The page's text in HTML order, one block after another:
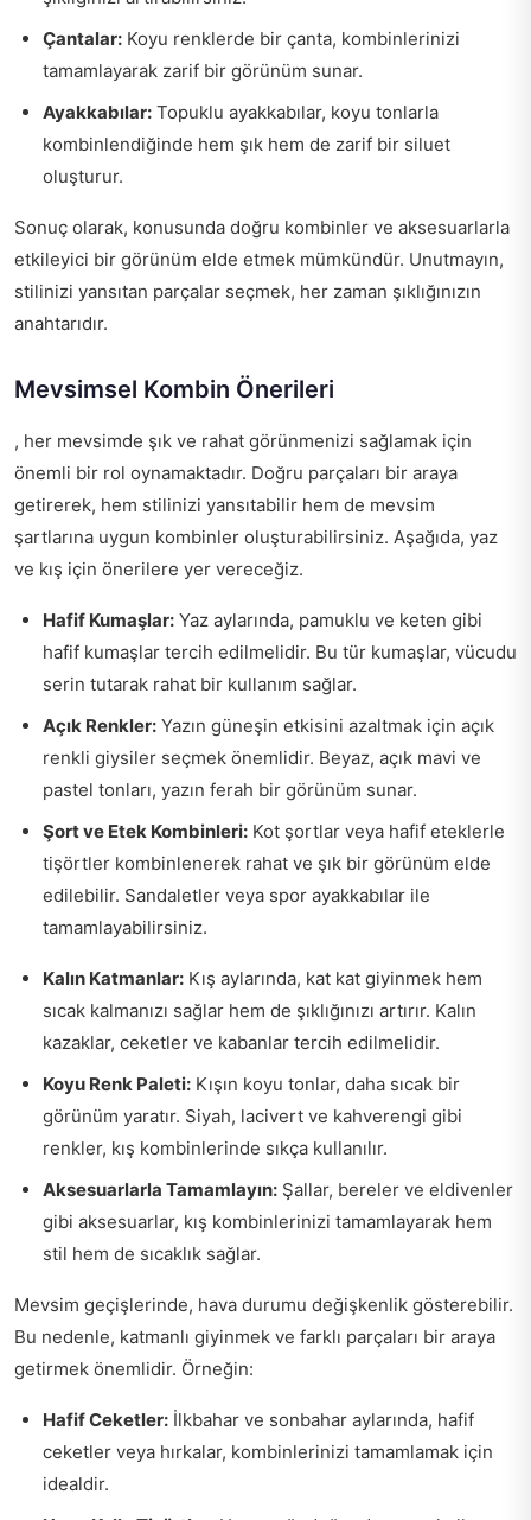
Çantalar: Koyu renklerde bir çanta, kombinlerinizi
tamamlayarak zarif bir görünüm sunar.
Ayakkabılar: Topuklu ayakkabılar, koyu tonlarla
kombinlendiğinde hem şık hem de zarif bir siluet
oluşturur.
Sonuç olarak, konusunda doğru kombinler ve aksesuarlarla
etkileyici bir görünüm elde etmek mümkündür. Unutmayın,
stilinizi yansıtan parçalar seçmek, her zaman şıklığınızın
anahtarıdır.
Mevsimsel Kombin Önerileri
, her mevsimde şık ve rahat görünmenizi sağlamak için
önemli bir rol oynamaktadır. Doğru parçaları bir araya
getirerek, hem stilinizi yansıtabilir hem de mevsim
şartlarına uygun kombinler oluşturabilirsiniz. Aşağıda, yaz
ve kış için önerilere yer vereceğiz.
Hafif Kumaşlar: Yaz aylarında, pamuklu ve keten gibi
hafif kumaşlar tercih edilmelidir. Bu tür kumaşlar, vücudu
serin tutarak rahat bir kullanım sağlar.
Açık Renkler: Yazın güneşin etkisini azaltmak için açık
renkli giysiler seçmek önemlidir. Beyaz, açık mavi ve
pastel tonları, yazın ferah bir görünüm sunar.
Şort ve Etek Kombinleri: Kot şortlar veya hafif eteklerle
tişörtler kombinlenerek rahat ve şık bir görünüm elde
edilebilir. Sandaletler veya spor ayakkabılar ile
tamamlayabilirsiniz.
Kalın Katmanlar: Kış aylarında, kat kat giyinmek hem
sıcak kalmanızı sağlar hem de şıklığınızı artırır. Kalın
kazaklar, ceketler ve kabanlar tercih edilmelidir.
Koyu Renk Paleti: Kışın koyu tonlar, daha sıcak bir
görünüm yaratır. Siyah, lacivert ve kahverengi gibi
renkler, kış kombinlerinde sıkça kullanılır.
Aksesuarlarla Tamamlayın: Şallar, bereler ve eldivenler
gibi aksesuarlar, kış kombinlerinizi tamamlayarak hem
stil hem de sıcaklık sağlar.
Mevsim geçişlerinde, hava durumu değişkenlik gösterebilir.
Bu nedenle, katmanlı giyinmek ve farklı parçaları bir araya
getirmek önemlidir. Örneğin:
Hafif Ceketler: İlkbahar ve sonbahar aylarında, hafif
ceketler veya hırkalar, kombinlerinizi tamamlamak için
idealdir.